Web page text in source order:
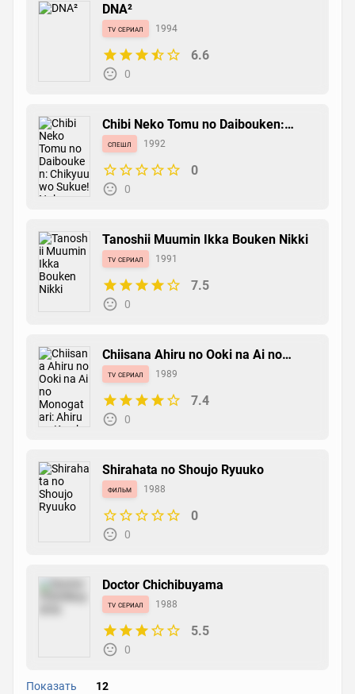
DNA²
tv сериал 1994
6.6
0
Chibi Neko Tomu no Daibouken:
Chikyuu wo Sukue! Nakama-tachi
спешл 1992
0
0
Tanoshii Muumin Ikka Bouken Nikki
tv сериал 1991
7.5
0
Chiisana Ahiru no Ooki na Ai no
Monogatari: Ahiru no Kwak
tv сериал 1989
7.4
0
Shirahata no Shoujo Ryuuko
фильм 1988
0
0
Doctor Chichibuyama
tv сериал 1988
5.5
0
Показать 12